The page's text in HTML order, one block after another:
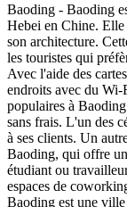
Baoding - Baoding
Hebei en Chine. Elle
son architecture.
les touristes qui
Avec l'aide des
endroits avec du
populaires à
sans frais. L'un des
à ses clients. Un
Baoding, qui offre
étudiant ou
espaces de
Baoding est une